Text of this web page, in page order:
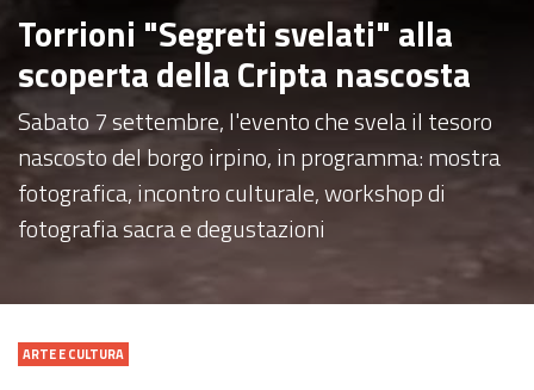
Torrioni "Segreti svelati" alla
scoperta della Cripta nascosta
Sabato 7 settembre, l'evento che svela il tesoro
nascosto del borgo irpino, in programma: mostra
fotografica, incontro culturale, workshop di
fotografia sacra e degustazioni
ARTE E CULTURA